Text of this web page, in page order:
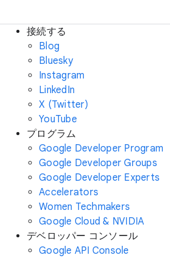
接続する
Blog
Bluesky
Instagram
LinkedIn
X (Twitter)
YouTube
プログラム
Google Developer Program
Google Developer Groups
Google Developer Experts
Accelerators
Women Techmakers
Google Cloud & NVIDIA
デベロッパー コンソール
Google API Console